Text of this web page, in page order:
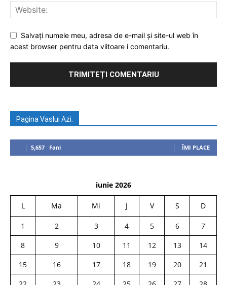
Salvați numele meu, adresa de e-mail și site-ul web în
acest browser pentru data viitoare i comentariu.
Pagina Vaslui Azi:
5,657 Fani ÎMI PLACE
iunie 2026
L Ma Mi J V S D
1 2 3 4 5 6
7
8
9 10 11 12 13
14
15
16 17 18 19 20
21